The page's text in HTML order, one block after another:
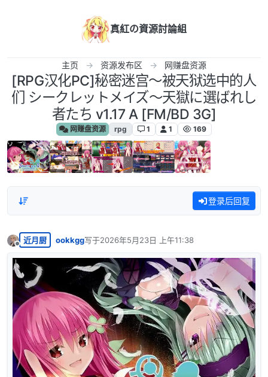
真紅の資源討論組
主页 资源发布区 网赚盘资源
[RPG汉化PC]秘密迷宫〜被天狱选中的人
们 シークレットメイズ〜天獄に選ばれし
者たち v1.17 A [FM/BD 3G]
网赚盘资源 rpg 1 1 169
登录后回复
离线
近月厨 ookkgg写于2026年5月23日 上午11:38
最后由 编辑